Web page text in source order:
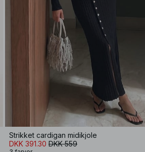
Strikket cardigan midikjole
DKK 391.30 DKK 559